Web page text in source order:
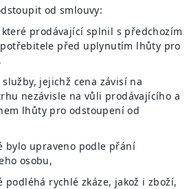
od smlouvy:
prodávající splnil s předchozím
před uplynutím lhůty pro
jejichž cena závisí na
nezávisle na vůli prodávajícího a
lhůty pro odstoupení od
bylo upraveno podle přání
osobu,
podléhá rychlé zkáze, jakož i zboží,